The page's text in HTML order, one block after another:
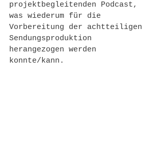
projektbegleitenden Podcast,
was wiederum für die
Vorbereitung der achtteiligen
Sendungsproduktion
herangezogen werden
konnte/kann.